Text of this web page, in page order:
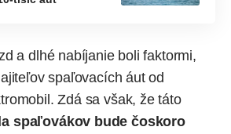
a dlhé nabíjanie boli faktormi,
spaľovacích áutod
Zdá sa však, že táto
spaľovákov bude čoskoro